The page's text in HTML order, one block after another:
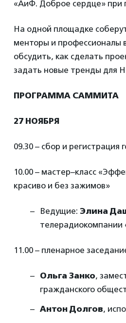
«АиФ. Доброе сердце» при
На одной площадке
менторы и профессионалы
обсудить, как сделать
задать новые тренды для
ПРОГРАММА САММИТА
27 НОЯБРЯ
09.30 – сбор и регистрация
10.00 – мастер–класс
красиво и без зажимов»
Ведущие: Элина
11.00 – пленарное
Ольга Занко,
гражданского
Антон Долгов,